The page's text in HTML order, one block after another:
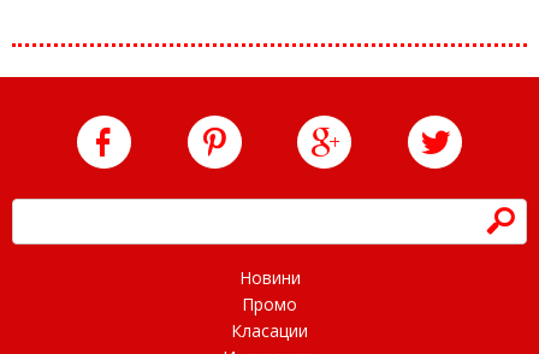
h
Новини
Промо
Класации